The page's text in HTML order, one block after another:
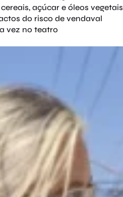
açúcar e óleos vegetais
do risco de vendaval
vez no teatro